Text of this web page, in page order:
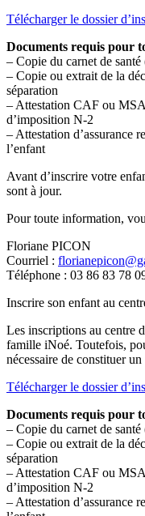
Télécharger le dossier
Documents requis pour
– Copie du carnet de
– Copie ou extrait de la
séparation
– Attestation CAF ou
d’imposition N-2
– Attestation d’assurance
l’enfant
Avant d’inscrire votre
sont à jour.
Pour toute information,
Floriane PICON
Courriel :
Téléphone : 03 86 83 78
Inscrire son enfant au
Les inscriptions au centre
famille iNoé. Toutefois,
nécessaire de constituer
Télécharger le dossier
Documents requis pour
– Copie du carnet de
– Copie ou extrait de la
séparation
– Attestation CAF ou
d’imposition N-2
– Attestation d’assurance